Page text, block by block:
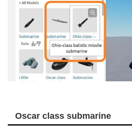
Oscar class submarine